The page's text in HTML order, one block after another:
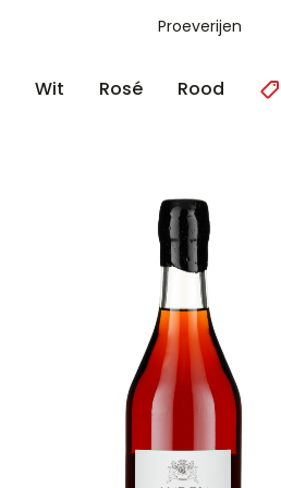
Proeverijen
Wit Rosé Rood